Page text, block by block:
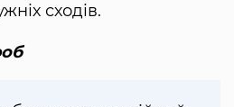
сходів.